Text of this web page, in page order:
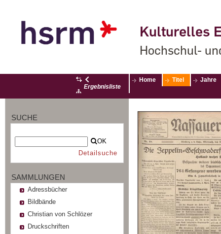
Kulturelles
Hochschul-
Ergebnisliste
Home Titel Jahre
SUCHE
OK
Detailsuche
SAMMLUNGEN
Adressbücher
Bildbände
Christian von Schlözer
Druckschriften